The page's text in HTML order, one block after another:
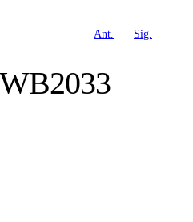
Ant. Sig.